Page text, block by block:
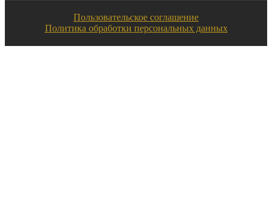
Пользовательское соглашение
Политика обработки персональных данных